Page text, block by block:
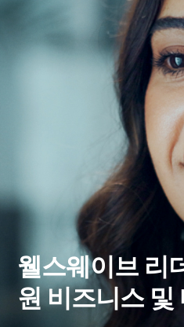
웰스웨이브 리
원 비즈니스 및